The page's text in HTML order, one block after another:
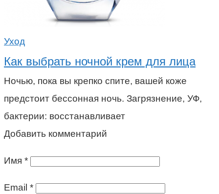
Уход
Как выбрать ночной крем для лица
Ночью, пока вы крепко спите, вашей коже
предстоит бессонная ночь. Загрязнение, УФ,
бактерии: восстанавливает
Добавить комментарий
Имя *
Email *